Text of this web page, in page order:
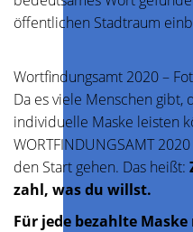
öffentlichen Stadtraum
Wortfindungsamt 2020 –
Da es viele Menschen gibt,
individuelle Maske leisten
WORTFINDUNGSAMT 2020
den Start gehen. Das heißt:
zahl, was du willst.
Für jede bezahlte